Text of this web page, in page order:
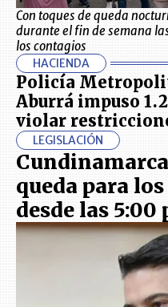
Con toques de queda
durante el fin de semana
los contagios
HACIENDA
Policía
Aburrá impuso
violar
LEGISLACIÓN
queda para
desde las 5:00